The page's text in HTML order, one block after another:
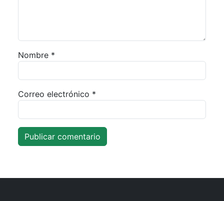
Nombre *
Correo electrónico *